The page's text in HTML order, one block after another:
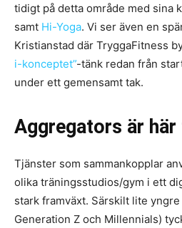
tidigt på detta område med sina
samt Hi-Yoga. Vi ser även en
Kristianstad där TryggaFitness
i-konceptet”-tänk redan från
under ett gemensamt tak.
Aggregators är
Tjänster som sammankopplar
olika träningsstudios/gym i ett
stark framväxt. Särskilt lite
Generation Z och Millennials)